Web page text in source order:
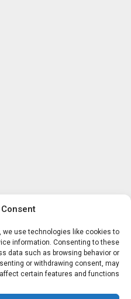
we use technologies like cookies to
information. Consenting to these
data such as browsing behavior or
or withdrawing consent, may
certain features and functions.